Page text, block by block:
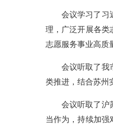
会议学习了习
理，广泛开展各类
志愿服务事业高质
会议听取了我
类推进，结合苏州
会议听取了沪
当作为，持续加强